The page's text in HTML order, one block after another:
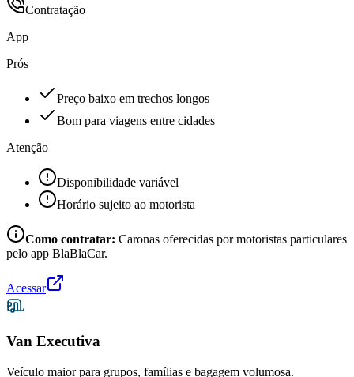
Contratação
App
Prós
Preço baixo em trechos longos
Bom para viagens entre cidades
Atenção
Disponibilidade variável
Horário sujeito ao motorista
Como contratar: Caronas oferecidas por motoristas particulares
pelo app BlaBlaCar.
Acessar
Van Executiva
Veículo maior para grupos, famílias e bagagem volumosa.